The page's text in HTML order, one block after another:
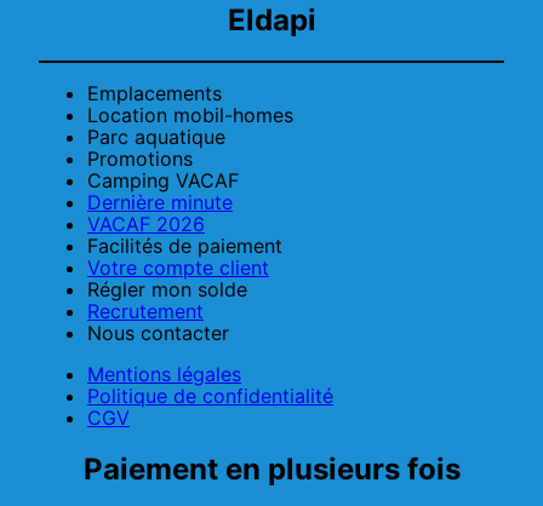
Eldapi
Emplacements
Location mobil-homes
Parc aquatique
Promotions
Camping VACAF
Dernière minute
VACAF 2026
Facilités de paiement
Votre compte client
Régler mon solde
Recrutement
Nous contacter
Mentions légales
Politique de confidentialité
CGV
Paiement en plusieurs fois